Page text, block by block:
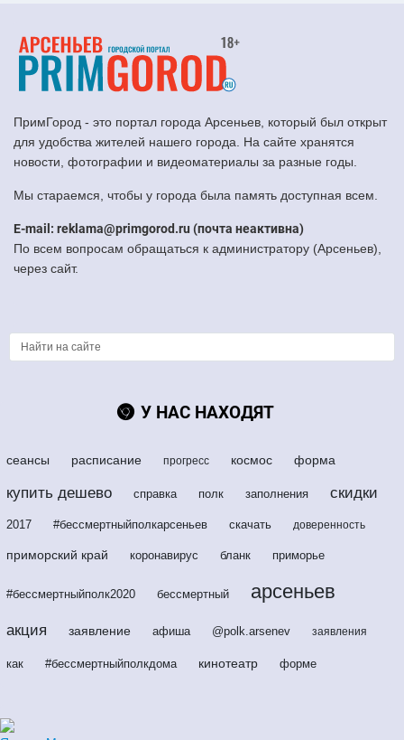
ПримГород - это портал города Арсеньев, который был открыт
для удобства жителей нашего города. На сайте хранятся
новости, фотографии и видеоматериалы за разные годы.
Мы стараемся, чтобы у города была память доступная всем.
E-mail: reklama@primgorod.ru (почта неактивна)
По всем вопросам обращаться к администратору (Арсеньев),
через сайт.
У НАС НАХОДЯТ
сеансы расписание прогресс космос форма
купить дешево справка полк заполнения скидки
2017 #бессмертныйполкарсеньев скачать доверенность
приморский край коронавирус бланк приморье
#бессмертныйполк2020 бессмертный арсеньев
акция заявление афиша @polk.arsenev заявления
как #бессмертныйполкдома кинотеатр форме